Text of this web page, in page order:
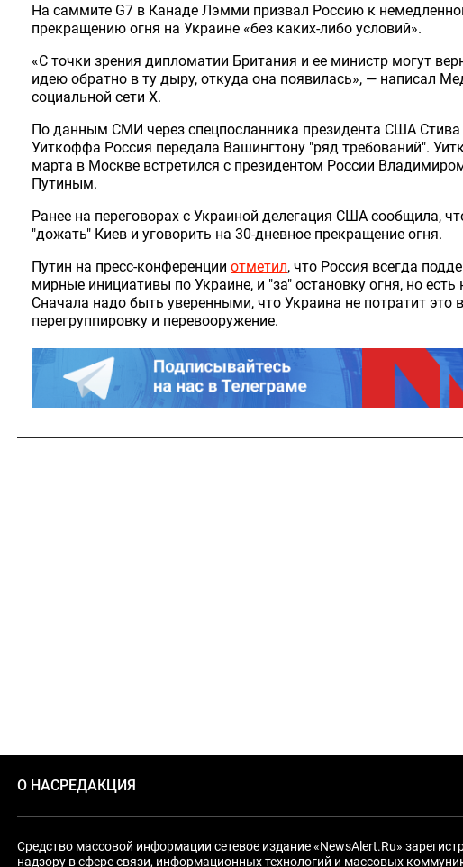
На саммите G7 в Канаде Лэмми призвал Россию к
прекращению огня на Украине «без каких-либо условий».
«С точки зрения дипломатии Британия и ее министр могут
идею обратно в ту дыру, откуда она появилась», — написал
социальной сети Х.
По данным СМИ через спецпосланника президента США Стива
Уиткоффа Россия передала Вашингтону "ряд требований".
марта в Москве встретился с президентом России
Путиным.
Ранее на переговорах с Украиной делегация США сообщила,
"дожать" Киев и уговорить на 30-дневное прекращение огня.
Путин на пресс-конференции отметил, что Россия всегда
мирные инициативы по Украине, и "за" остановку огня, но
Сначала надо быть уверенными, что Украина не потратит это
перегруппировку и перевооружение.
О НАСРЕДАКЦИЯ
Средство массовой информации сетевое издание «NewsAlert.Ru»
надзору в сфере связи, информационных технологий и массовых